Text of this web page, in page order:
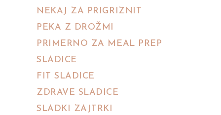
NEKAJ ZA PRIGRIZNIT
PEKA Z DROŽMI
PRIMERNO ZA MEAL PREP
SLADICE
FIT SLADICE
ZDRAVE SLADICE
SLADKI ZAJTRKI